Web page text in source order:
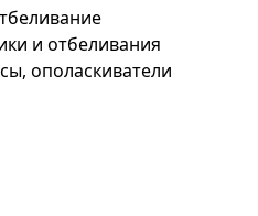
и отбеливания
ополаскиватели